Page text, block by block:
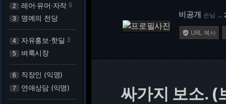
2 레어·유머·자작 5
3 명예의 전당
4 자유홍보·핫딜 3
5 벼룩시장
6 직장인 (익명)
7 연애상담 (익명)
비공개 손님 …
 URL 복사
싸가지 보소. (